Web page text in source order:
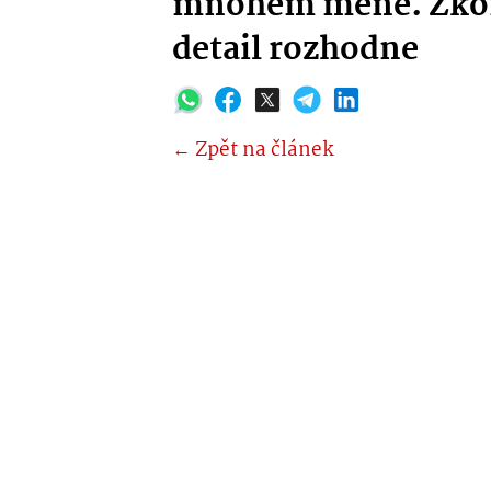
detail rozhodne
← Zpět na článek